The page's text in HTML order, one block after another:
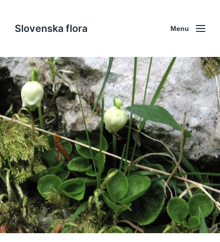
Slovenska flora Menu